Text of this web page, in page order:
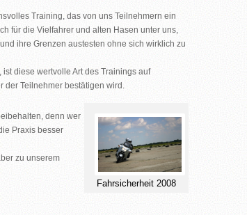
Training, das von uns Teilnehmern ein
für die Vielfahrer und alten Hasen unter uns,
ihre Grenzen austesten ohne sich wirklich zu
diese wertvolle Art des Trainings auf
der Teilnehmer bestätigen wird.
Fahrsicherheit 2008
denn wer
Praxis besser
zu unserem